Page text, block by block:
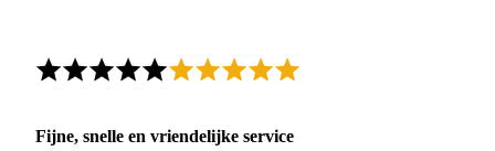
Fijne, snelle en vriendelijke service